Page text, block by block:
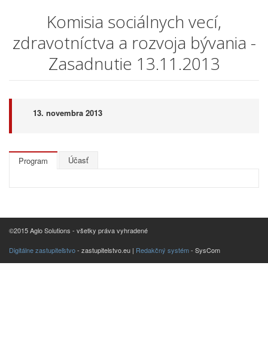
Komisia sociálnych vecí,
zdravotníctva a rozvoja bývania -
Zasadnutie 13.11.2013
13. novembra 2013
Program Účasť
©2015 Aglo Solutions - všetky práva vyhradené
Digitálne zastupiteľstvo- zastupitelstvo.eu | Redakčný systém- SysCom